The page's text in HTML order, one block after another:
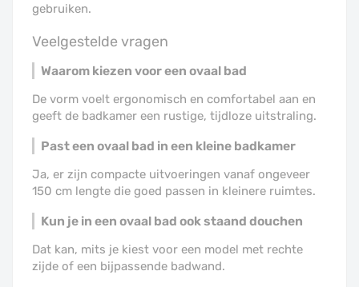
gebruiken.
Veelgestelde vragen
Waarom kiezen voor een ovaal bad
De vorm voelt ergonomisch en comfortabel aan en
geeft de badkamer een rustige, tijdloze uitstraling.
Past een ovaal bad in een kleine badkamer
Ja, er zijn compacte uitvoeringen vanaf ongeveer
150 cm lengte die goed passen in kleinere ruimtes.
Kun je in een ovaal bad ook staand douchen
Dat kan, mits je kiest voor een model met rechte
zijde of een bijpassende badwand.